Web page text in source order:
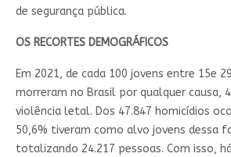
de segurança pública.
OS RECORTES DEMOGRÁFICOS
Em 2021, de cada 100 jovens entre 15e
morreram no Brasil por qualquer causa,
violência letal. Dos 47.847 homicídios
50,6% tiveram como alvo jovens dessa
totalizando 24.217 pessoas. Com isso,